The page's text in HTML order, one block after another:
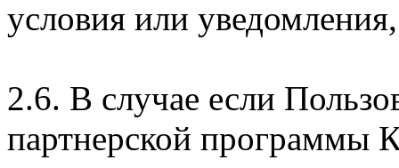
условия или
2.6. В случае если
партнерской программы